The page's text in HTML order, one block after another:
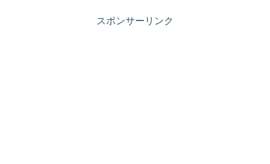
スポンサーリンク